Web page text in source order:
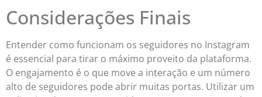
Considerações Finais
Entender como funcionam os seguidores no Instagram
é essencial para tirar o máximo proveito da plataforma.
O engajamento é o que move a interação e um número
alto de seguidores pode abrir muitas portas. Utilizar um